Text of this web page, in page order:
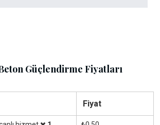
Güçlendirme Fiyatları
Fiyat